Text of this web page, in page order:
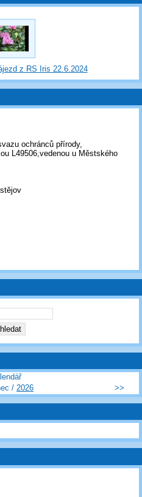
z RS Iris 22.6.2024
ochránců přírody,
L49506,vedenou u Městského
/ 2026 >>